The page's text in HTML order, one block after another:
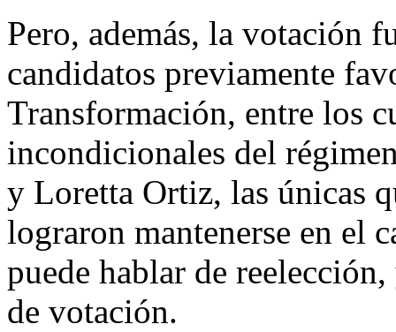
Pero, además, la votación
candidatos previamente
Transformación, entre los
incondicionales del
y Loretta Ortiz, las únicas
lograron mantenerse en el
puede hablar de
de votación.